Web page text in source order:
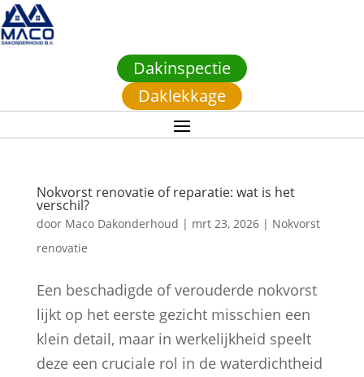
Dakinspectie
Daklekkage
Nokvorst renovatie of reparatie: wat is het
verschil?
door Maco Dakonderhoud | mrt 23, 2026| Nokvorst
renovatie
Een beschadigde of verouderde nokvorst
lijkt op het eerste gezicht misschien een
klein detail, maar in werkelijkheid speelt
deze een cruciale rol in de waterdichtheid